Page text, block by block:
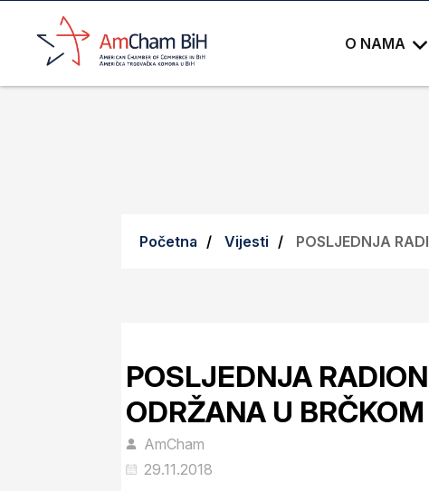
O NAMA
Početna Vijesti POSLJEDNJA
POSLJEDNJA
ODRŽANA U
AmCham
29.11.2018